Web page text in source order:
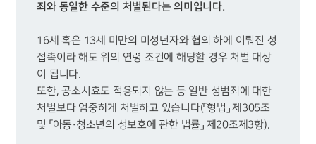
죄와 동일한 수준의 처벌된다는 의미입니다.
16세 혹은 13세 미만의 미성년자와 협의 하에 이뤄진 성
접촉이라 해도 위의 연령 조건에 해당할 경우 처벌 대상
이 됩니다.
또한, 공소시효도 적용되지 않는 등 일반 성범죄에 대한
처벌보다 엄중하게 처벌하고 있습니다(「형법」 제305조